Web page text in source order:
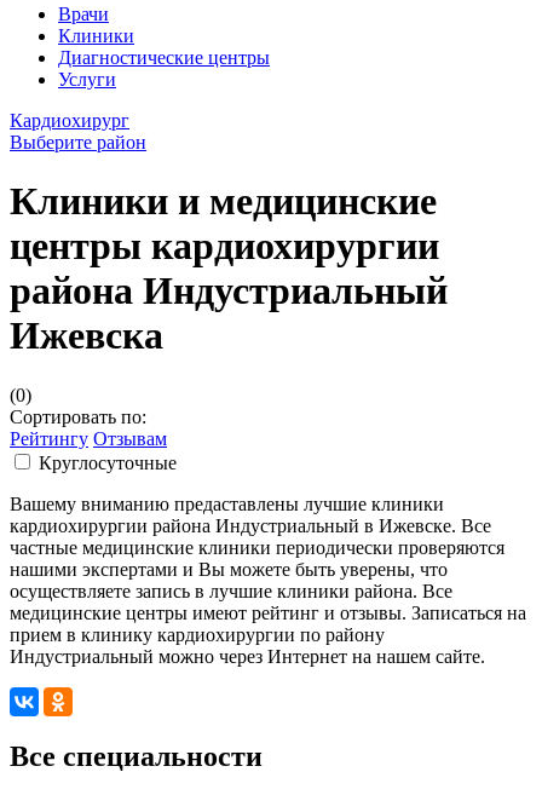
Врачи
Клиники
Диагностические центры
Услуги
Кардиохирург
Выберите район
Клиники и медицинские
центры кардиохирургии
района Индустриальный
Ижевска
(0)
Сортировать по:
Рейтингу Отзывам
Круглосуточные
Вашему вниманию предаставлены лучшие клиники
кардиохирургии района Индустриальный в Ижевске. Все
частные медицинские клиники периодически проверяются
нашими экспертами и Вы можете быть уверены, что
осуществляете запись в лучшие клиники района. Все
медицинские центры имеют рейтинг и отзывы. Записаться на
прием в клинику кардиохирургии по району
Индустриальный можно через Интернет на нашем сайте.
Все специальности